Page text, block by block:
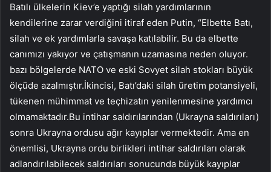
Batılı ülkelerin Kiev’e yaptığı silah yardımlarının
kendilerine zarar verdiğini itiraf eden Putin, “Elbette Batı,
silah ve ek yardımlarla savaşa katılabilir. Bu da elbette
canımızı yakıyor ve çatışmanın uzamasına neden oluyor.
bazı bölgelerde NATO ve eski Sovyet silah stokları büyük
ölçüde azalmıştır.İkincisi, Batı’daki silah üretim potansiyeli,
tükenen mühimmat ve teçhizatın yenilenmesine yardımcı
olmamaktadır.Bu intihar saldırılarından (Ukrayna saldırıları)
sonra Ukrayna ordusu ağır kayıplar vermektedir. Ama en
önemlisi, Ukrayna ordu birlikleri intihar saldırıları olarak
adlandırılabilecek saldırıları sonucunda büyük kayıplar